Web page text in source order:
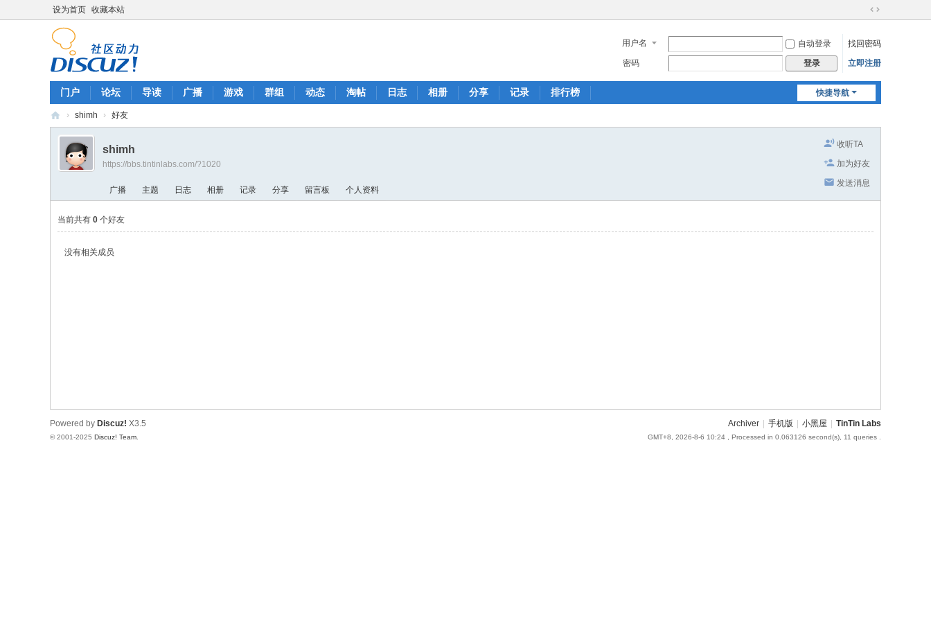
设为首页 收藏本站
切
到
宽
用户名 自动登录
找回密码
密码
登录 立即注册
快捷导航
门户 论坛 导读 广播 游戏 群组 动态 淘帖 日志 相册 分享 记录 排行榜
Ti
ab
› shimh › 好友
收听TA
加为好友
发送消息
shimh
https://bbs.tintinlabs.com/?1020
广播 主题 日志 相册 记录 分享 留言板 个人资料
当前共有 0 个好友
没有相关成员
Archiver 手机版 小黑屋 TinTin Labs
GMT+8, 2026-8-6 10:24 , Processed in 0.063126 second(s), 11 queries .
Powered by Discuz! X3.5
© 2001-2025 Discuz! Team